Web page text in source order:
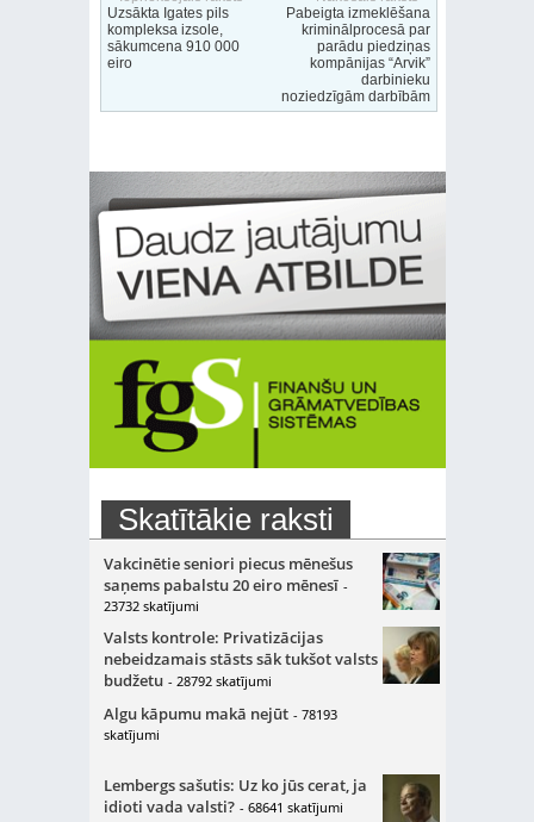
Uzsākta Igates pils
kompleksa izsole,
sākumcena 910 000
eiro
Pabeigta izmeklēšana
kriminālprocesā par
parādu piedziņas
kompānijas “Arvik”
darbinieku
noziedzīgām darbībām
Skatītākie raksti
Vakcinētie seniori piecus mēnešus
saņems pabalstu 20 eiro mēnesī -
23732 skatījumi
Valsts kontrole: Privatizācijas
nebeidzamais stāsts sāk tukšot valsts
budžetu - 28792 skatījumi
Algu kāpumu makā nejūt - 78193
skatījumi
Lembergs sašutis: Uz ko jūs cerat, ja
idioti vada valsti? - 68641 skatījumi